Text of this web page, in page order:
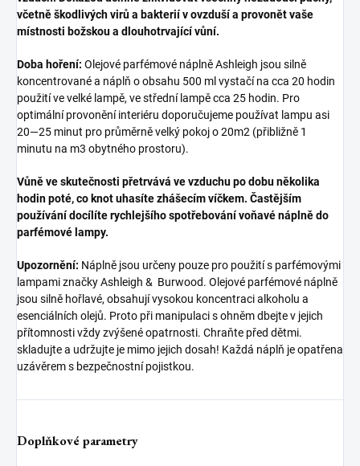
včetně škodlivých virů a bakterií v ovzduší a provonět vaše
místnosti božskou a dlouhotrvající vůní.
Doba hoření: Olejové parfémové náplně Ashleigh jsou silně
koncentrované a náplň o obsahu 500 ml vystačí na cca 20 hodin
použití ve velké lampě, ve střední lampě cca 25 hodin. Pro
optimální provonění interiéru doporučujeme používat lampu asi
20—25 minut pro průměrně velký pokoj o 20m2 (přibližně 1
minutu na m3 obytného prostoru).
Vůně ve skutečnosti přetrvává ve vzduchu po dobu několika
hodin poté, co knot uhasíte zhášecím víčkem. Častějším
používání docílíte rychlejšího spotřebování voňavé náplně do
parfémové lampy.
Upozornění: Náplně jsou určeny pouze pro použití s parfémovými
lampami značky Ashleigh & Burwood. Olejové parfémové náplně
jsou silně hořlavé, obsahují vysokou koncentraci alkoholu a
esenciálních olejů. Proto při manipulaci s ohněm dbejte v jejich
přítomnosti vždy zvýšené opatrnosti. Chraňte před dětmi.
skladujte a udržujte je mimo jejich dosah! Každá náplň je opatřena
uzávěrem s bezpečnostní pojistkou.
Doplňkové parametry